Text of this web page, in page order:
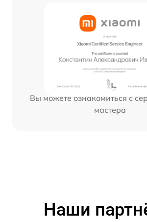
Вы можете ознакомиться с
мастера
Наши